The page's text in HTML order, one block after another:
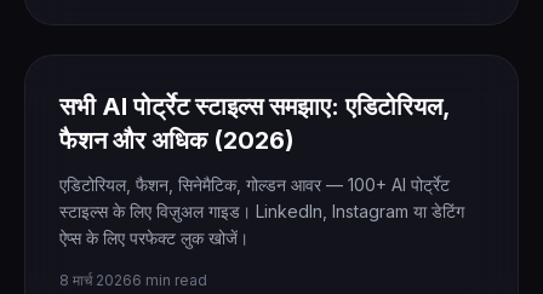
सभी AI पोर्ट्रेट स्टाइल्स समझाए: एडिटोरियल,
फैशन और अधिक (2026)
एडिटोरियल, फैशन, सिनेमैटिक, गोल्डन आवर — 100+ AI पोर्ट्रेट
स्टाइल्स के लिए विज़ुअल गाइड। LinkedIn, Instagram या डेटिंग
ऐप्स के लिए परफेक्ट लुक खोजें।
8 मार्च 20266 min read